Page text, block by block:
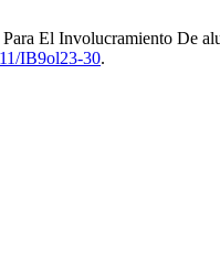
El Involucramiento De
IB9ol23-30.